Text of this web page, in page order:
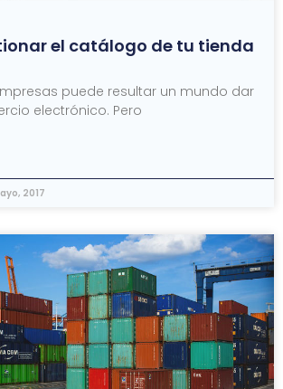
el catálogo de tu tienda
puede resultar un mundo dar
electrónico. Pero
2017